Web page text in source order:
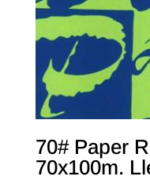
70# Paper
70x100m.